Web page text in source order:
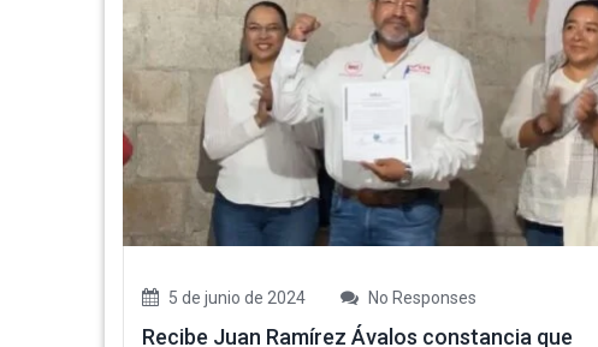
5 de junio de 2024 No Responses
Recibe Juan Ramírez Ávalos constancia que